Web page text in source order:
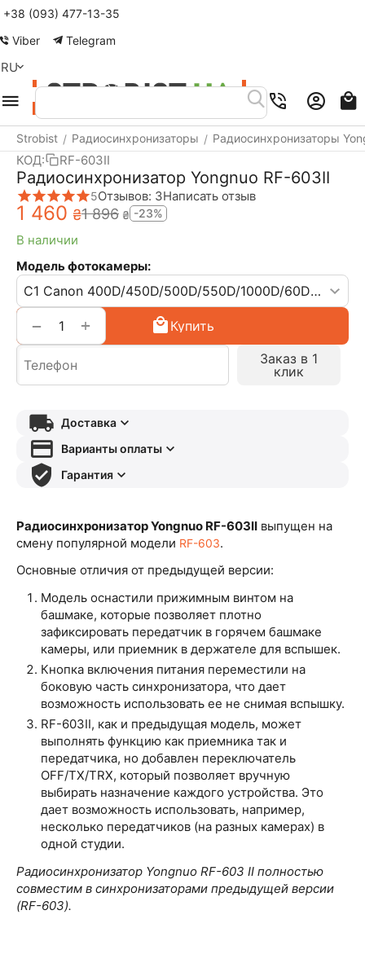
+38 (093) 477-13-35
Viber
Telegram
RU
Strobist / Радиосинхронизаторы / Радиосинхронизаторы
КОД: RF-603II
Радиосинхронизатор Yongnuo RF-603II
5Отзывов: 3Написать отзыв
1 460 ₴1 896 ₴ -23%
В наличии
Модель фотокамеры:
+
−
Купить
Заказ в 1
клик
Доставка
Варианты оплаты
Гарантия
Радиосинхронизатор Yongnuo RF-603II выпущен на
смену популярной модели RF-603.
Основные отличия от предыдущей версии:
Модель оснастили прижимным винтом на
башмаке, которые позволяет плотно
зафиксировать передатчик в горячем башмаке
камеры, или приемник в держателе для вспышек.
Кнопка включения питания переместили на
боковую часть синхронизатора, что дает
возможность использовать ее не снимая вспышку.
RF-603II, как и предыдущая модель, может
выполнять функцию как приемника так и
передатчика, но добавлен переключатель
OFF/TX/TRX, который позволяет вручную
выбирать назначение каждого устройства. Это
дает возможность использовать, например,
несколько передатчиков (на разных камерах) в
одной студии.
Радиосинхронизатор Yongnuo RF-603 II полностью
совместим в синхронизаторами предыдущей версии
(RF-603).
Меню